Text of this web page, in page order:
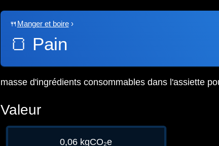
🍴 Manger et boire›
🍞 Pain
masse d'ingrédients consommables dans l'assiette
Valeur
0,06 kgCO₂e